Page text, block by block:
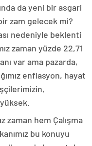
da yeni bir asgari
zam gelecek mi?
nedeniyle beklenti
zaman yüzde 22,71
var ama pazarda,
enflasyon, hayat
zaman hem Çalışma
bu konuyu